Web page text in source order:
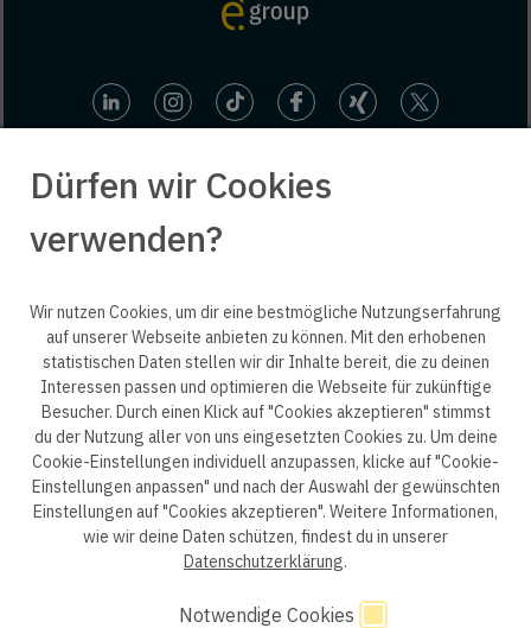
ep life science
Datenschutzerklärung B2B Datenschutzerklärung
Datenschutzhinweise Bewerber
Impressum AGB
Dürfen wir Cookies
verwenden?
Wir nutzen Cookies, um dir eine bestmögliche Nutzungserfahrung
auf unserer Webseite anbieten zu können. Mit den erhobenen
statistischen Daten stellen wir dir Inhalte bereit, die zu deinen
Interessen passen und optimieren die Webseite für zukünftige
Besucher. Durch einen Klick auf "Cookies akzeptieren" stimmst
du der Nutzung aller von uns eingesetzten Cookies zu. Um deine
Cookie-Einstellungen individuell anzupassen, klicke auf "Cookie-
Einstellungen anpassen" und nach der Auswahl der gewünschten
Einstellungen auf "Cookies akzeptieren". Weitere Informationen,
wie wir deine Daten schützen, findest du in unserer
Datenschutzerklärung.
Notwendige Cookies